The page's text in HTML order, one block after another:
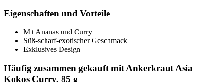
Eigenschaften und Vorteile
Mit Ananas und Curry
Süß-scharf-exotischer Geschmack
Exklusives Design
Häufig zusammen gekauft mit Ankerkraut Asia
Kokos Curry, 85 g